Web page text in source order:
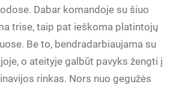
Dabar komandoje su šiuo
trise, taip pat ieškoma platintojų
Be to, bendradarbiaujama su
o ateityje galbūt pavyks žengti į
rinkas. Nors nuo gegužės